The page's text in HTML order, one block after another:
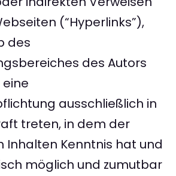
(“Hyperlinks”),
des
des Autors
ausschließlich in
treten, in dem der
Inhalten Kenntnis hat und
möglich und zumutbar